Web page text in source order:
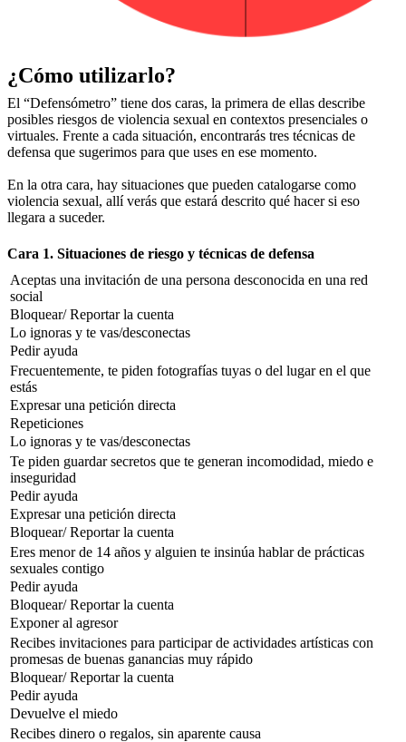
¿Cómo utilizarlo?
El “Defensómetro” tiene dos caras, la primera de ellas describe
posibles riesgos de violencia sexual en contextos presenciales o
virtuales. Frente a cada situación, encontrarás tres técnicas de
defensa que sugerimos para que uses en ese momento.
En la otra cara, hay situaciones que pueden catalogarse como
violencia sexual, allí verás que estará descrito qué hacer si eso
llegara a suceder.
Cara 1. Situaciones de riesgo y técnicas de defensa
Aceptas una invitación de una persona desconocida en una red
social
Bloquear/ Reportar la cuenta
Lo ignoras y te vas/desconectas
Pedir ayuda
Frecuentemente, te piden fotografías tuyas o del lugar en el que
estás
Expresar una petición directa
Repeticiones
Lo ignoras y te vas/desconectas
Te piden guardar secretos que te generan incomodidad, miedo e
inseguridad
Pedir ayuda
Expresar una petición directa
Bloquear/ Reportar la cuenta
Eres menor de 14 años y alguien te insinúa hablar de prácticas
sexuales contigo
Pedir ayuda
Bloquear/ Reportar la cuenta
Exponer al agresor
Recibes invitaciones para participar de actividades artísticas con
promesas de buenas ganancias muy rápido
Bloquear/ Reportar la cuenta
Pedir ayuda
Devuelve el miedo
Recibes dinero o regalos, sin aparente causa